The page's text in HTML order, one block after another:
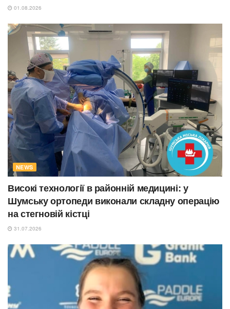
01.08.2026
NEWS
Високі технології в районній медицині: у
Шумську ортопеди виконали складну операцію
на стегновій кістці
31.07.2026